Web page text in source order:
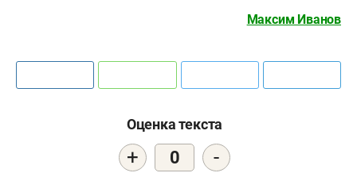
Максим Иванов
Оценка текста
+ 0 -